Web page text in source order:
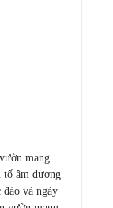
mang
tố âm dương
đáo và ngày